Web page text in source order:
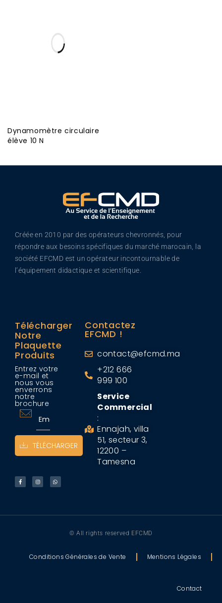
Dynamomètre circulaire
élève 10 N
Créée en 2010 par des opérateurs chevronnés, pour
répondre aux besoins spécifiques du marché marocain, la
société EFCMD est un opérateur incontournable de
l’équipement didactique et scientifique.
Télécharger
Notre
Plaquette
Produits
Entrez votre
e-mail et
nous vous
enverrons
notre
brochure
TÉLÉCHARGER
Contactez
EFCMD !
contact@efcmd.ma
+212 666
999 100
Service
Commercial
:
Ennajah, villa
51, secteur 3,
12200 –
Tamesna
© All rights reserved EFCMD
Conditions Générales de Vente Mentions Légales
Contact